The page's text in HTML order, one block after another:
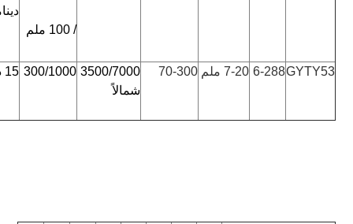
/ 100 ملم
GYTY53
6-288 7-20 ملم 70-300
3500/7000
شمالاً
300/1000 15 د / 30 د